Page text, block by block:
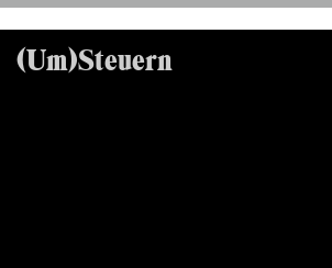
(Um)Steuern